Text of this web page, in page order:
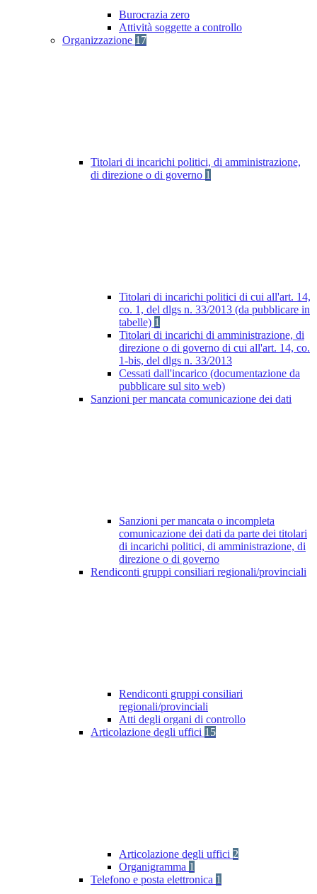
Burocrazia zero
Attività soggette a controllo
Organizzazione 17
Titolari di incarichi politici, di amministrazione,
di direzione o di governo 1
Titolari di incarichi politici di cui all'art. 14,
co. 1, del dlgs n. 33/2013 (da pubblicare in
tabelle) 1
Titolari di incarichi di amministrazione, di
direzione o di governo di cui all'art. 14, co.
1-bis, del dlgs n. 33/2013
Cessati dall'incarico (documentazione da
pubblicare sul sito web)
Sanzioni per mancata comunicazione dei dati
Sanzioni per mancata o incompleta
comunicazione dei dati da parte dei titolari
di incarichi politici, di amministrazione, di
direzione o di governo
Rendiconti gruppi consiliari regionali/provinciali
Rendiconti gruppi consiliari
regionali/provinciali
Atti degli organi di controllo
Articolazione degli uffici 15
Articolazione degli uffici 2
Organigramma 1
Telefono e posta elettronica 1